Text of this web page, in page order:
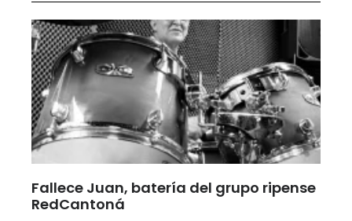
Fallece Juan, batería del grupo ripense
RedCantoná